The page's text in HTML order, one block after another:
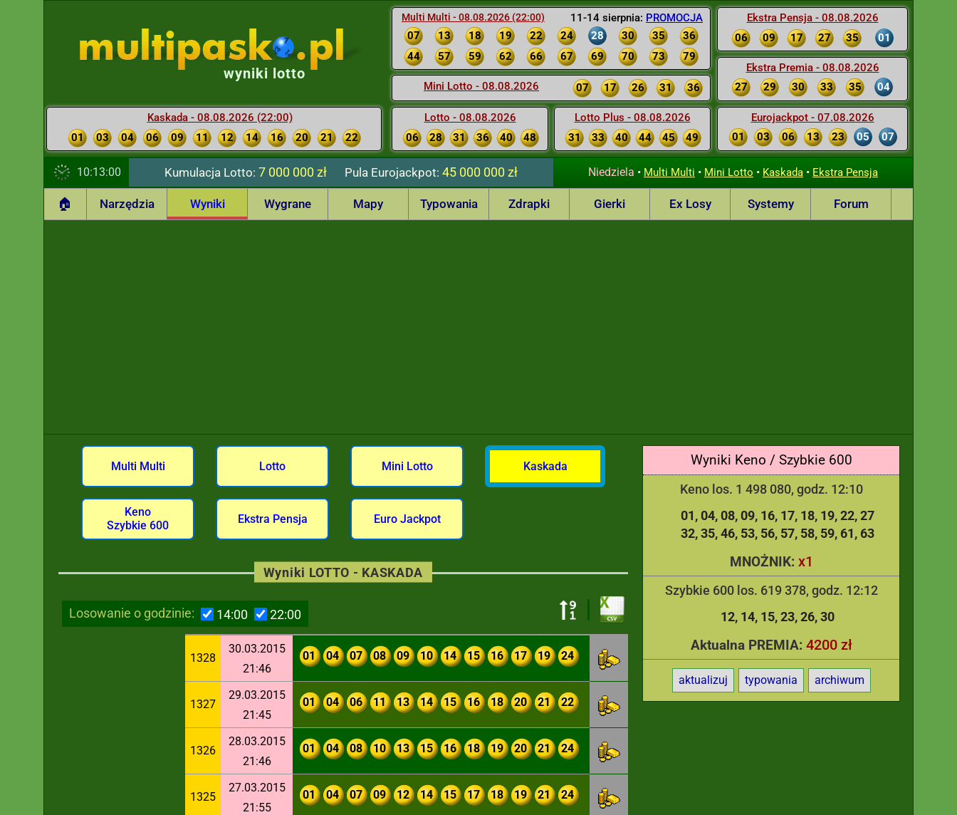
11-14 sierpnia: PROMOCJA
Multi Multi - 08.08.2026 (22:00)
07 13 18 19 22 24 28 30 35
36
44
57 59 62 66 67 69 70 73 79
Mini Lotto - 08.08.2026 07 17 26 31 36
Lotto - 08.08.2026
06
28 31 36 40 48
Lotto Plus - 08.08.2026
31
33 40 44 45 49
Ekstra Pensja - 08.08.2026
06
09 17 27 35 01
Ekstra Premia - 08.08.2026
27
29 30 33 35 04
Eurojackpot - 07.08.2026
01
03 06 13 23 05 07
wyniki lotto
Kaskada - 08.08.2026 (22:00)
01
03 04 06 09 11 12 14 16 20 21 22
10:13:01 Kumulacja Lotto: 7 000 000 zł PulaEurojackpot: 45 000 000 zł Niedziela • Multi Multi • Mini Lotto • Kaskada • Ekstra Pensja
🏠 Narzędzia Wyniki Wygrane Mapy Typowania Zdrapki Gierki Ex Losy Systemy Forum
Wyniki Keno / Szybkie 600
Keno los. 1 498 080, godz. 12:10
01 04 08 09 16 17 18 19 22 27
32 35 46 53 56 57 58 59 61 63
MNOŻNIK: x1
Szybkie 600 los. 619 378, godz. 12:12
12 14 15 23 26 30
Aktualna PREMIA: 4200 zł
aktualizuj typowania archiwum
Multi Multi Lotto Mini Lotto Kaskada
Keno
Szybkie 600
Ekstra Pensja Euro Jackpot
Losowanie o godzinie: 14:00 22:00
Wyniki LOTTO - KASKADA
1328
30.03.2015
21:46
01 04 07 08 09 10 14 15 16 17 19 24
1327
29.03.2015
21:45
01 04 06 11 13 14 15 16 18 20 21 22
1326
28.03.2015
21:46
01 04 08 10 13 15 16 18 19 20 21 24
1325
27.03.2015
21:55
01 04 07 09 12 14 15 17 18 19 21 24